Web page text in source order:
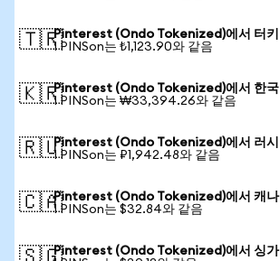
🇹🇷Pinterest (Ondo Tokenized)에서 터키
1 PINSon는 ₺1,123.90와 같음
🇰🇷Pinterest (Ondo Tokenized)에서 한국
1 PINSon는 ₩33,394.26와 같음
🇷🇺Pinterest (Ondo Tokenized)에서 러시
1 PINSon는 ₽1,942.48와 같음
🇨🇦Pinterest (Ondo Tokenized)에서 캐나
1 PINSon는 $32.84와 같음
Pinterest (Ondo Tokenized)에서 싱가